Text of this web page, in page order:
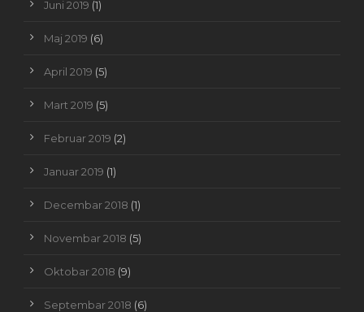
Juni 2019 (1)
Maj 2019 (6)
April 2019 (5)
Mart 2019 (5)
Februar 2019 (2)
Januar 2019 (1)
Decembar 2018 (1)
Novembar 2018 (5)
Oktobar 2018 (9)
Septembar 2018 (6)